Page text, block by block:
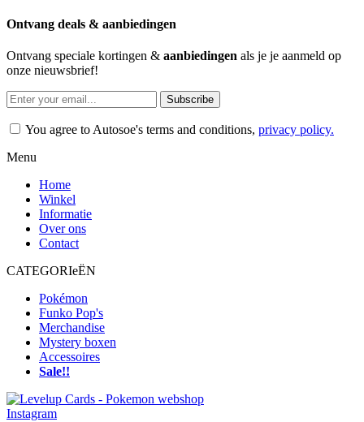
Ontvang deals & aanbiedingen
Ontvang speciale kortingen & aanbiedingen als je je aanmeld op
onze nieuwsbrief!
Subscribe
You agree to Autosoe's terms and conditions, privacy policy.
Menu
Home
Winkel
Informatie
Over ons
Contact
CATEGORIeËN
Pokémon
Funko Pop's
Merchandise
Mystery boxen
Accessoires
Sale!!
Instagram